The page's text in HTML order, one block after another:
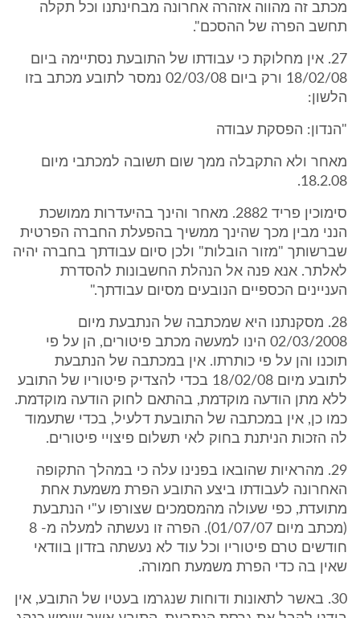
מכתב זה מהווה אזהרה אחרונה מבחינתנו וכל תקלה
תחשב הפרה של ההסכם".
27. אין מחלוקת כי עבודתו של התובעת נסתיימה ביום
18/02/08 ורק ביום 02/03/08 נמסר לתובע מכתב בזו
הלשון:
"הנדון: הפסקת עבודה
מאחר ולא התקבלה ממך שום תשובה למכתבי מיום
18.2.08.
סימוכין פריד 2882. מאחר והינך בהיעדרות ממושכת
הנני מבין מכך שהינך ממשיך בהפעלת החברה הפרטית
שברשותך "מזור הובלות" ולכן סיום עבודתך בחברה יהיה
לאלתר. אנא פנה אל הנהלת החשבונות להסדרת
העניינים הכספיים הנובעים מסיום עבודתך."
28. מסקנתנו היא שמכתבה של הנתבעת מיום
02/03/2008 הינו למעשה מכתב פיטורים, הן על פי
תוכנו והן על פי כותרתו. אין במכתבה של הנתבעת
לתובע מיום 18/02/08 בכדי להצדיק פיטוריו של התובע
ללא מתן הודעה מוקדמת, בהתאם לחוק הודעה מוקדמת.
כמו כן, אין במכתבה של התובעת דלעיל, בכדי שתעמוד
לה הזכות הניתנת בחוק לאי תשלום פיצויי פיטורים.
29. מהראיות שהובאו בפנינו עלה כי במהלך התקופה
האחרונה לעבודתו ביצע התובע הפרת משמעת אחת
מתועדת, כפי שעולה מהמסמכים שצורפו ע"י הנתבעת
(מכתב מיום 01/07/07). הפרה זו נעשתה למעלה מ- 8
חודשים טרם פיטוריו וכל עוד לא נעשתה בזדון בוודאי
שאין בה כדי הפרת משמעת חמורה.
30. באשר לתאונות ודוחות שנגרמו בעטיו של התובע, אין